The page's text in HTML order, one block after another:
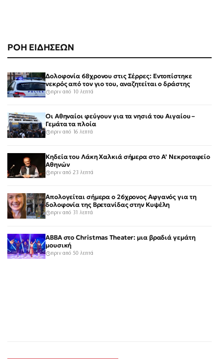
ΡΟΗ ΕΙΔΗΣΕΩΝ
Δολοφονία 68χρονου στις Σέρρες: Εντοπίστηκε
νεκρός από τον γιο του, αναζητείται ο δράστης
πριν από 10 λεπτά
Οι Αθηναίοι φεύγουν για τα νησιά του Αιγαίου –
Γεμάτα τα πλοία
πριν από 16 λεπτά
Κηδεία του Λάκη Χαλκιά σήμερα στο Α’ Νεκροταφείο
Αθηνών
πριν από 23 λεπτά
Απολογείται σήμερα ο 26χρονος Αφγανός για τη
δολοφονία της Βρετανίδας στην Κυψέλη
πριν από 31 λεπτά
ABBA στο Christmas Theater: μια βραδιά γεμάτη
μουσική
πριν από 50 λεπτά